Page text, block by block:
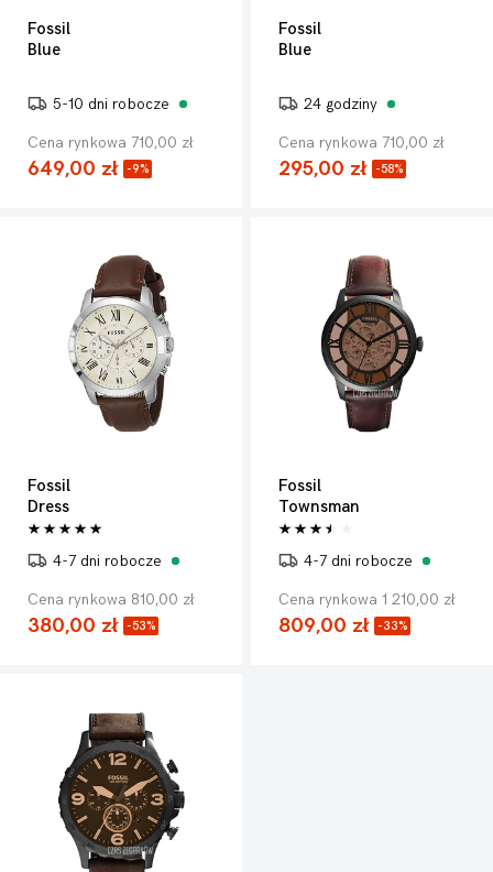
Fossil
Blue
5-10 dni robocze
Cena rynkowa 710,00 zł
649,00 zł -9%
Fossil
Blue
24 godziny
Cena rynkowa 710,00 zł
295,00 zł -58%
Fossil
Dress
4-7 dni robocze
Cena rynkowa 810,00 zł
380,00 zł -53%
Fossil
Townsman
4-7 dni robocze
Cena rynkowa 1 210,00 zł
809,00 zł -33%